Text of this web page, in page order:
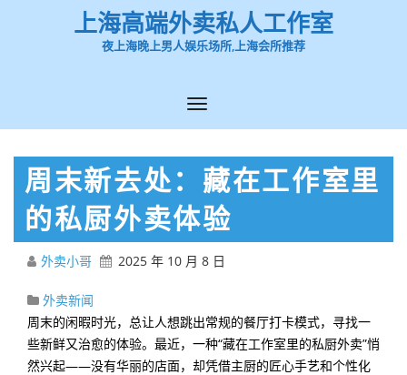
上海高端外卖私人工作室
夜上海晚上男人娱乐场所,上海会所推荐
周末新去处：藏在工作室里
的私厨外卖体验
外卖小哥 2025 年 10 月 8 日
外卖新闻
周末的闲暇时光，总让人想跳出常规的餐厅打卡模式，寻找一
些新鲜又治愈的体验。最近，一种“藏在工作室里的私厨外卖”悄
然兴起——没有华丽的店面，却凭借主厨的匠心手艺和个性化